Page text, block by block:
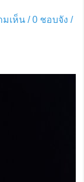
มเห็น /0ชอบจัง /